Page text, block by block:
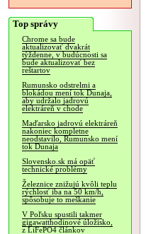
Top správy
Chrome sa bude
aktualizovať dvakrát
týždenne, v budúcnosti sa
bude aktualizovať bez
reštartov
Rumunsko odstrelmi a
blokádou mení tok Dunaja,
aby udržalo jadrovú
elektráreň v chode
Maďarsko jadrovú elektráreň
nakoniec kompletne
neodstavilo, Rumunsko mení
tok Dunaja
Slovensko.sk má opäť
technické problémy
Železnice znižujú kvôli teplu
rýchlosť iba na 50 km/h,
spôsobuje to meškanie
V Poľsku spustili takmer
gigawatthodinové úložisko,
z LiFePO4 článkov